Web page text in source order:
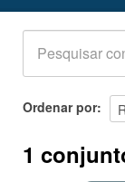
Organizações
Grupos
Sobre
Ordenar por
1